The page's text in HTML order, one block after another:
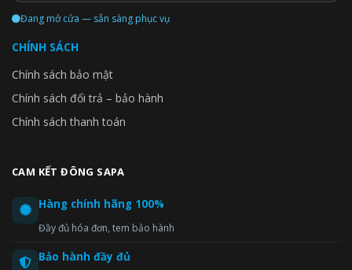
Đang mở cửa — sẵn sàng phục vụ
CHÍNH SÁCH
Chính sách bảo mật
Chính sách đổi trả – bảo hành
Chính sách thanh toán
CAM KẾT ĐÔNG SAPA
Hàng chính hãng 100%
Đầy đủ hóa đơn, tem bảo hành
Bảo hành đầy đủ